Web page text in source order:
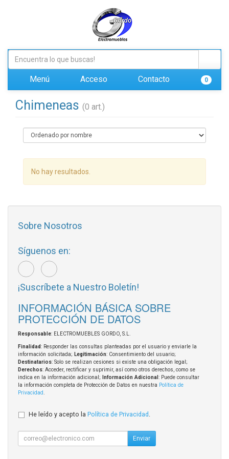
Menú Acceso Contacto 0
Chimeneas (0 art.)
No hay resultados.
Sobre Nosotros
Síguenos en:
¡Suscríbete a Nuestro Boletín!
INFORMACIÓN BÁSICA SOBRE
PROTECCIÓN DE DATOS
Responsable: ELECTROMUEBLES GORDO, S.L.
Finalidad: Responder las consultas planteadas por el usuario y enviarle la
información solicitada; Legitimación: Consentimiento del usuario;
Destinatarios: Solo se realizan cesiones si existe una obligación legal;
Derechos: Acceder, rectificar y suprimir, así como otros derechos, como se
indica en la información adicional;
Información Adicional : Puede consultar
la información completa de Protección de Datos en nuestra Política de
Privacidad
He leído y acepto la Política de Privacidad .
Enviar